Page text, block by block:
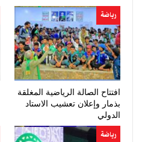
رياضة
افتتاح الصالة الرياضية المغلقة
بذمار وإعلان تعشيب الاستاد
الدولي
رياضة